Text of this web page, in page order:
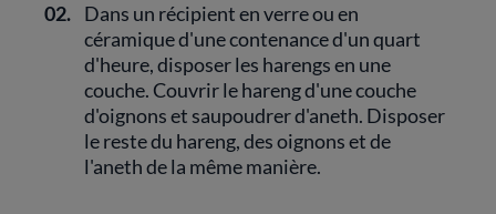
02. Dans un récipient en verre ou en
céramique d'une contenance d'un quart
d'heure, disposer les harengs en une
couche. Couvrir le hareng d'une couche
d'oignons et saupoudrer d'aneth. Disposer
le reste du hareng, des oignons et de
l'aneth de la même manière.